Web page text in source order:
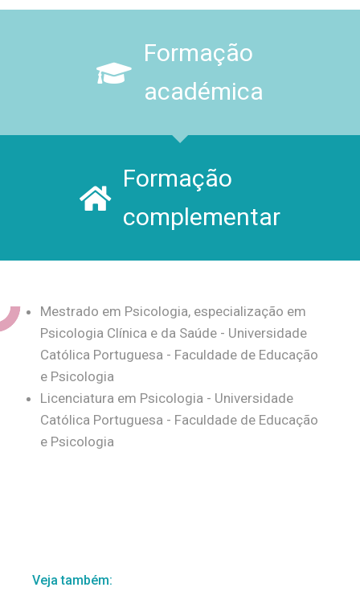
Formação
académica
Formação
complementar
Mestrado em Psicologia, especialização em
Psicologia Clínica e da Saúde - Universidade
Católica Portuguesa - Faculdade de Educação
e Psicologia
Licenciatura em Psicologia - Universidade
Católica Portuguesa - Faculdade de Educação
e Psicologia
Veja também: